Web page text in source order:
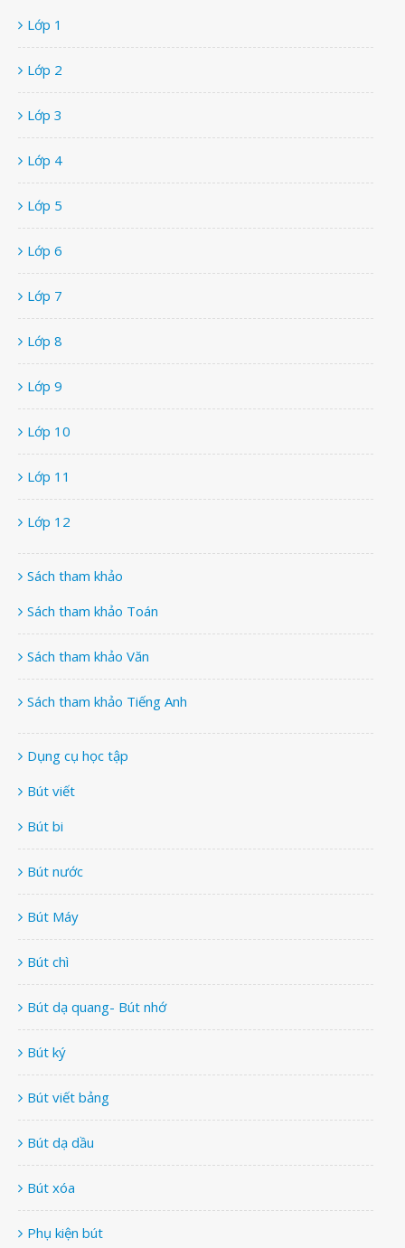
Lớp 1
Lớp 2
Lớp 3
Lớp 4
Lớp 5
Lớp 6
Lớp 7
Lớp 8
Lớp 9
Lớp 10
Lớp 11
Lớp 12
Sách tham khảo
Sách tham khảo Toán
Sách tham khảo Văn
Sách tham khảo Tiếng Anh
Dụng cụ học tập
Bút viết
Bút bi
Bút nước
Bút Máy
Bút chì
Bút dạ quang- Bút nhớ
Bút ký
Bút viết bảng
Bút dạ dầu
Bút xóa
Phụ kiện bút